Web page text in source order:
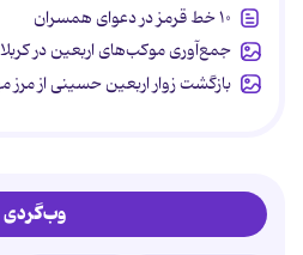
۱۰ خط قرمز در دعوای همسران
جمع‌آوری موکب‌های اربعین در کربلا
بازگشت زوار اربعین حسینی از مرز
وب‌گردی